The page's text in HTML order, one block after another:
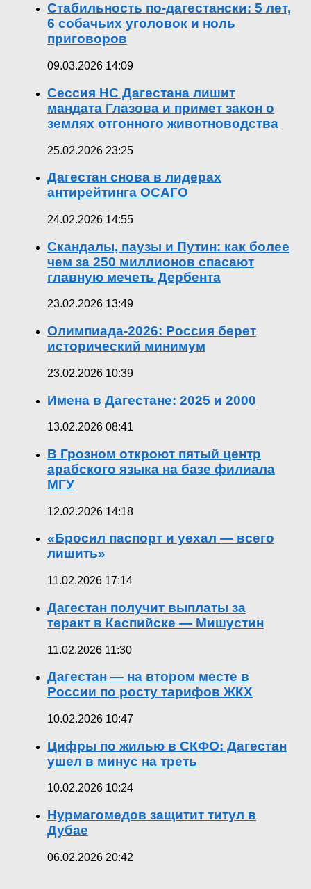
Стабильность по-дагестански: 5 лет,
6 собачьих уголовок и ноль
приговоров
09.03.2026 14:09
Сессия НС Дагестана лишит
мандата Глазова и примет закон о
землях отгонного животноводства
25.02.2026 23:25
Дагестан снова в лидерах
антирейтинга ОСАГО
24.02.2026 14:55
Скандалы, паузы и Путин: как более
чем за 250 миллионов спасают
главную мечеть Дербента
23.02.2026 13:49
Олимпиада-2026: Россия берет
исторический минимум
23.02.2026 10:39
Имена в Дагестане: 2025 и 2000
13.02.2026 08:41
В Грозном откроют пятый центр
арабского языка на базе филиала
МГУ
12.02.2026 14:18
«Бросил паспорт и уехал — всего
лишить»
11.02.2026 17:14
Дагестан получит выплаты за
теракт в Каспийске — Мишустин
11.02.2026 11:30
Дагестан — на втором месте в
России по росту тарифов ЖКХ
10.02.2026 10:47
Цифры по жилью в СКФО: Дагестан
ушел в минус на треть
10.02.2026 10:24
Нурмагомедов защитит титул в
Дубае
06.02.2026 20:42